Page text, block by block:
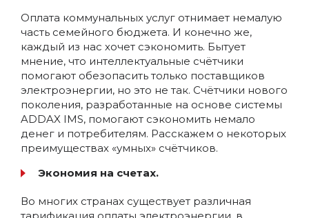
Оплата коммунальных услуг отнимает немалую
часть семейного бюджета. И конечно же,
каждый из нас хочет сэкономить. Бытует
мнение, что интеллектуальные счётчики
помогают обезопасить только поставщиков
электроэнергии, но это не так. Счётчики нового
поколения, разработанные на основе системы
ADDAX IMS, помогают сэкономить немало
денег и потребителям. Расскажем о некоторых
преимуществах «умных» счётчиков.
Экономия на счетах.
Во многих странах существует различная